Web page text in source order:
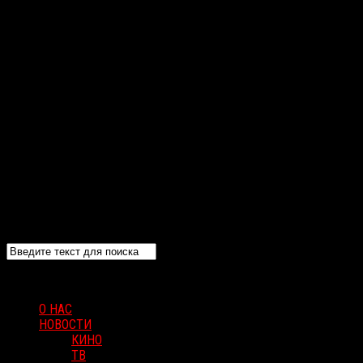
О НАС
НОВОСТИ
КИНО
ТВ